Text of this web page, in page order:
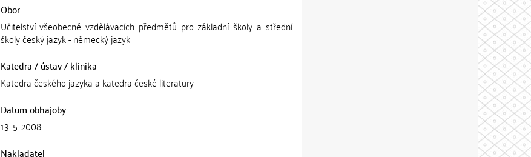
Obor
Učitelství všeobecně vzdělávacích předmětů pro základní školy a střední
školy český jazyk - německý jazyk
Katedra / ústav / klinika
Katedra českého jazyka a katedra české literatury
Datum obhajoby
13. 5. 2008
Nakladatel